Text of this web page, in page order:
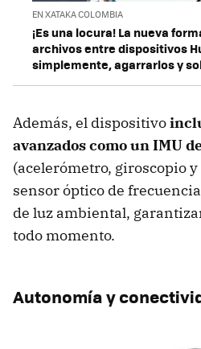
EN XATAKA COLOMBIA
¡Es una locura! La nueva
archivos entre dispositivos
simplemente, agarrarlos y
Además, el dispositivo
avanzados como un IMU
(acelerómetro, giroscopio
sensor óptico de
de luz ambiental,
todo momento.
Autonomía y